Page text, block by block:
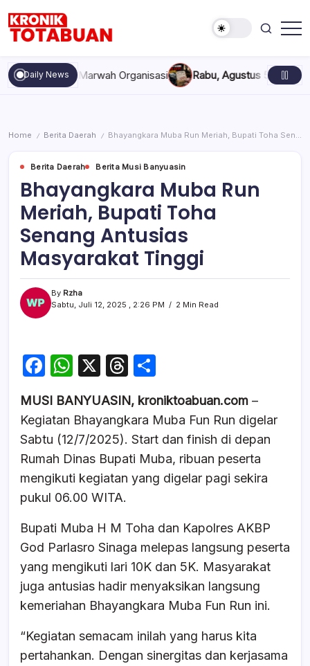
content
Totabuan
hari
ini
Kronik
Daily News
dan Marwah Organisasi Rabu, Agustus 5, 2026 , 11:44
Home / Berita Daerah / Bhayangkara Muba Run Meriah, Bupati Toha Senang Antusias Masyarakat Tinggi
Berita Daerah Berita Musi Banyuasin
Bhayangkara Muba Run
Meriah, Bupati Toha
Senang Antusias
Masyarakat Tinggi
By Rzha
Sabtu, Juli 12, 2025 , 2:26 PM
2 Min Read
F
c
e
b
o
o
k
W
at
s
A
p
p
X
T
e
a
d
s
ar
e
MUSI BANYUASIN, kroniktoabuan.com –
Kegiatan Bhayangkara Muba Fun Run digelar
Sabtu (12/7/2025). Start dan finish di depan
Rumah Dinas Bupati Muba, ribuan peserta
mengikuti kegiatan yang digelar pagi sekira
pukul 06.00 WITA.
Bupati Muba H M Toha dan Kapolres AKBP
God Parlasro Sinaga melepas langsung peserta
yang mengikuti lari 10K dan 5K. Masyarakat
juga antusias hadir menyaksikan langsung
kemeriahan Bhayangkara Muba Fun Run ini.
“Kegiatan semacam inilah yang harus kita
pertahankan. Dengan sinergitas dan kerjasama